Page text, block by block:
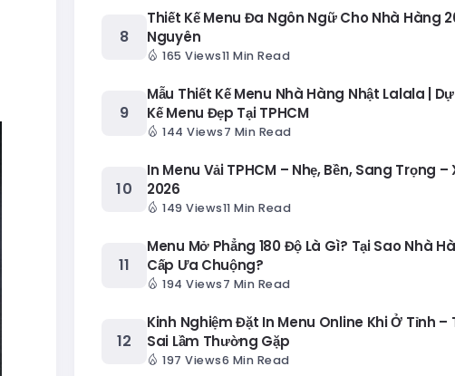
Thiết Kế Menu Đa Ngôn Ngữ Cho Nhà Hàng
Nguyên
165 Views11 Min Read
Mẫu Thiết Kế Menu Nhà Hàng Nhật Lalala |
Kế Menu Đẹp Tại TPHCM
144 Views7 Min Read
In Menu Vải TPHCM – Nhẹ, Bền, Sang Trọng
2026
149 Views11 Min Read
Menu Mở Phẳng 180 Độ Là Gì? Tại Sao Nhà
Cấp Ưa Chuộng?
194 Views7 Min Read
Kinh Nghiệm Đặt In Menu Online Khi Ở Tỉnh –
Sai Lầm Thường Gặp
197 Views6 Min Read